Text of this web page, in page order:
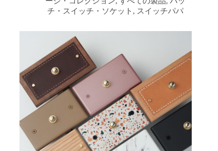
NT$250
–
チ・スイッチ・ソケット , スイッチパパ